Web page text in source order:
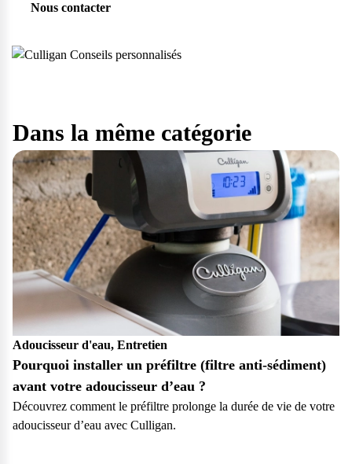
Nous contacter
Dans la même catégorie
Adoucisseur d'eau, Entretien
Pourquoi installer un préfiltre (filtre anti-sédiment)
avant votre adoucisseur d’eau ?
Découvrez comment le préfiltre prolonge la durée de vie de votre
adoucisseur d’eau avec Culligan.